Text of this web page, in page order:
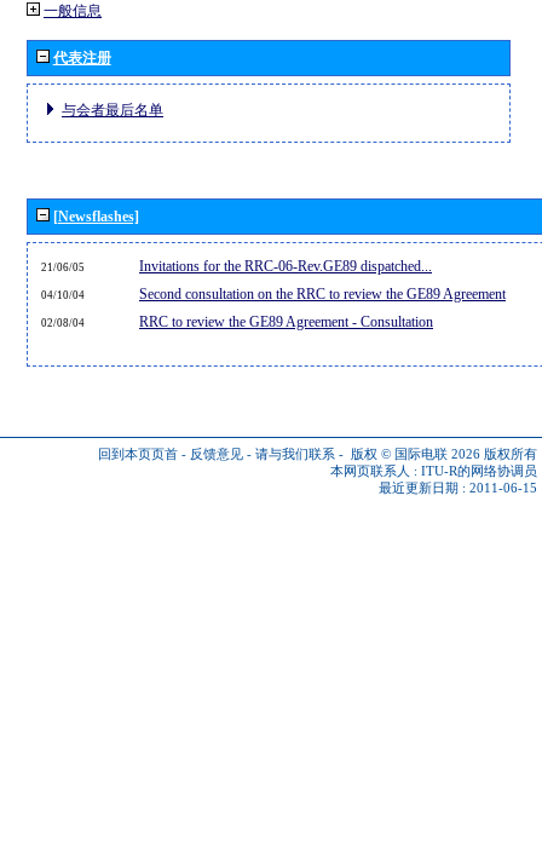
一般信息
代表注册
与会者最后名单
[Newsflashes]
21/06/05 Invitations for the RRC-06-Rev.GE89 dispatched...
04/10/04 Second consultation on the RRC to review the GE89 Agreement
02/08/04 RRC to review the GE89 Agreement - Consultation
回到本页页首 - 反馈意见 - 请与我们联系 - 版权 © 国际电联 2026 版权所有
本网页联系人 : ITU-R的网络协调员
最近更新日期 : 2011-06-15